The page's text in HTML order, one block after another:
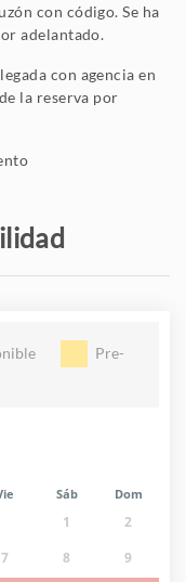
con código. Se ha
adelantado.
con agencia en
la reserva por
Pre-
Sáb Dom
1
2
7 8 9